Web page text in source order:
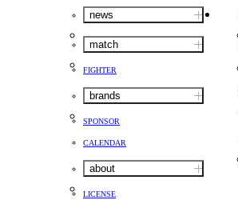
news
match
FIGHTER
brands
SPONSOR
CALENDAR
about
LICENSE